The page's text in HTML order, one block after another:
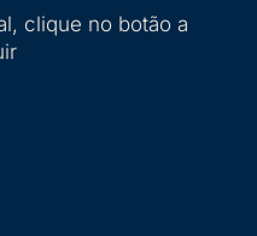
clique no botão a